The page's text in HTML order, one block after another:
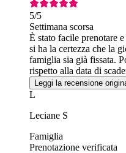
5/5
Settimana scorsa
È stato facile prenotare
si ha la certezza che la
famiglia sia già fissata.
rispetto alla data di
Leggi la recensione
L
Leciane S
Famiglia
Prenotazione verificata